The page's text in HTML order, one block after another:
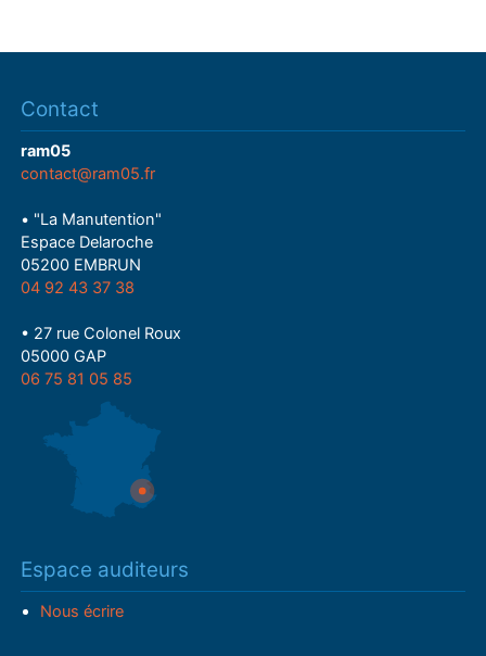
Contact
ram05
contact@ram05.fr
• "La Manutention"
Espace Delaroche
05200 EMBRUN
04 92 43 37 38
• 27 rue Colonel Roux
05000 GAP
06 75 81 05 85
Espace auditeurs
Nous écrire